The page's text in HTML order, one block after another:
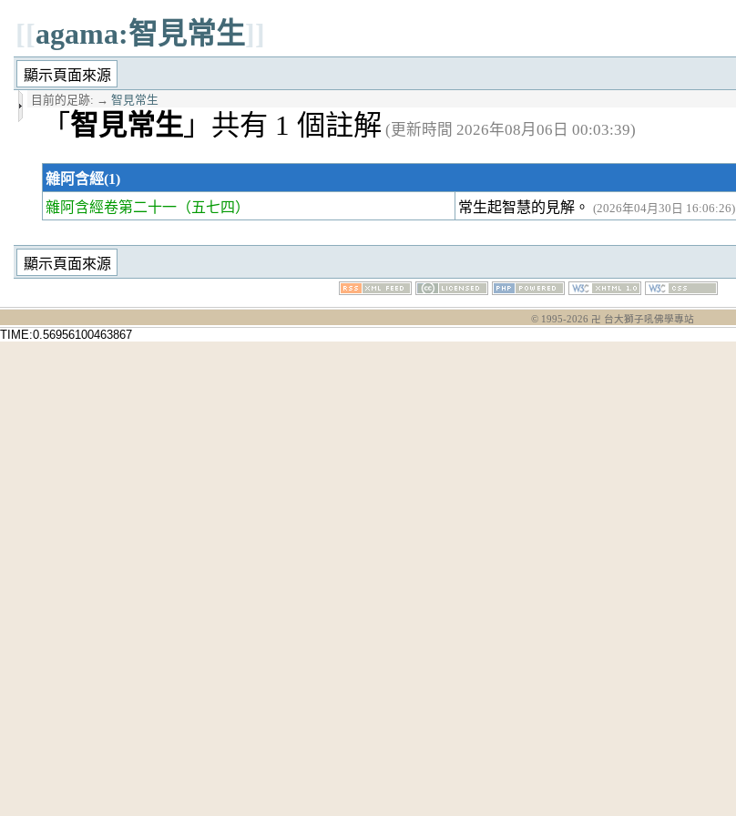
[[agama:智見常生]]
目前的足跡: → 智見常生
「 智見常生 」共有 1 個註解 (更新時間 2026年08月06日 00:03:39)
雜阿含經(1)
雜阿含經卷第二十一 （五七四） 常生起智慧的見解。 (2026年04月30日 16:06:26)
© 1995-2026 卍 台大獅子吼佛學專站
TIME:0.56956100463867